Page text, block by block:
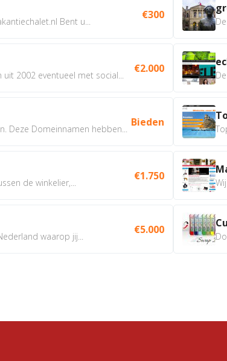
Bent u...
€300
2002 eventueel met social...
€2.000
Deze Domeinnamen hebben...
Bieden
de winkelier,...
€1.750
waarop jij...
€5.000